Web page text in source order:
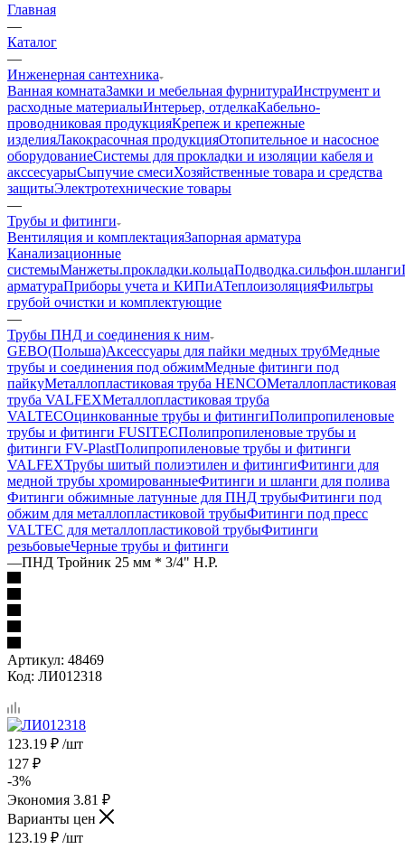
Главная
—
Каталог
—
Инженерная сантехника
Ванная комнатаЗамки и мебельная фурнитураИнструмент и
расходные материалыИнтерьер, отделкаКабельно-
проводниковая продукцияКрепеж и крепежные
изделияЛакокрасочная продукцияОтопительное и насосное
оборудованиеСистемы для прокладки и изоляции кабеля и
акссесуарыСыпучие смесиХозяйственные товара и средства
защитыЭлектротехнические товары
—
Трубы и фитинги
Вентиляция и комплектацияЗапорная арматура
Канализационные
системыМанжеты.прокладки.кольцаПодводка.сильфон.шланги
арматураПриборы учета и КИПиАТеплоизоляцияФильтры
грубой очистки и комплектующие
—
Трубы ПНД и соединения к ним
GEBO(Польша)Аксессуары для пайки медных трубМедные
трубы и соединения под обжимМедные фитинги под
пайкуМеталлопластиковая труба HENCOМеталлопластиковая
труба VALFEXМеталлопластиковая труба
VALTECОцинкованные трубы и фитингиПолипропиленовые
трубы и фитинги FUSITECПолипропиленовые трубы и
фитинги FV-PlastПолипропиленовые трубы и фитинги
VALFEXТрубы шитый полиэтилен и фитингиФитинги для
медной трубы хромированныеФитинги и шланги для полива
Фитинги обжимные латунные для ПНД трубыФитинги под
обжим для металлопластиковой трубыФитинги под пресс
VALTEC для металлопластиковой трубыФитинги
резьбовыеЧерные трубы и фитинги
—ПНД Тройник 25 мм * 3/4" Н.Р.
Артикул: 48469
Код: ЛИ012318
123.19 ₽ /шт
127 ₽
-3%
Экономия 3.81 ₽
Варианты цен
123.19 ₽ /шт